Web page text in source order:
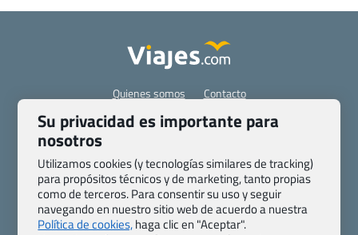
Quienes somos
Contacto
Pasaporte, Visado, Salud y otras disposiciones específicas
Blog de Viajes.com
Registro de agencias
Política de privacidad y cookies
Transparencia
Todas las páginas – sitemap
Viajes.com
Su privacidad es importante para
nosotros
Utilizamos cookies (y tecnologías similares de tracking)
para propósitos técnicos y de marketing, tanto propias
como de terceros. Para consentir su uso y seguir
navegando en nuestro sitio web de acuerdo a nuestra
Política de cookies,haga clic en "Aceptar".